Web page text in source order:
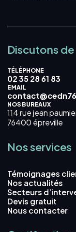
Discutons
TÉLÉPHONE
02 35 28 61 83
EMAIL
NOS BUREAUX
114 rue jean
76400 épreville
Nos services
Témoignages
Nos actualités
Secteurs
Devis gratuit
Nous contacter